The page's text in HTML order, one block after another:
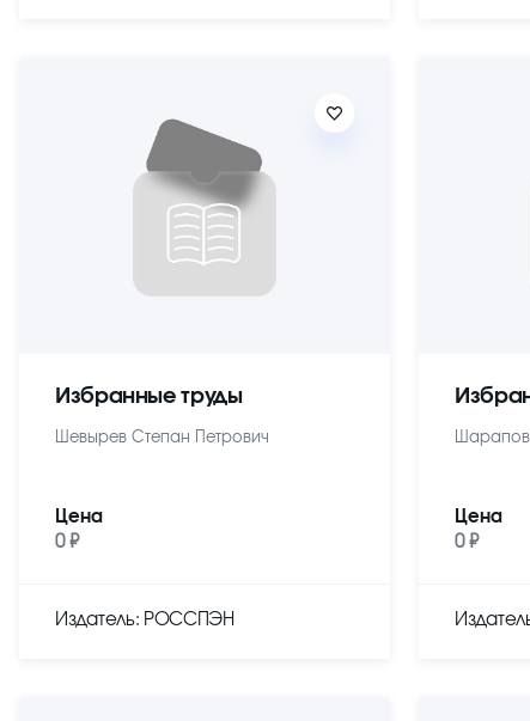
Избранные труды
Шевырев Степан Петрович
Цена
0 ₽
Издатель: РОССПЭН
Цена
0 ₽